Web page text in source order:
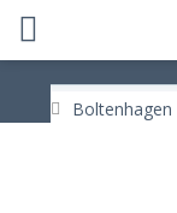
Boltenhagen